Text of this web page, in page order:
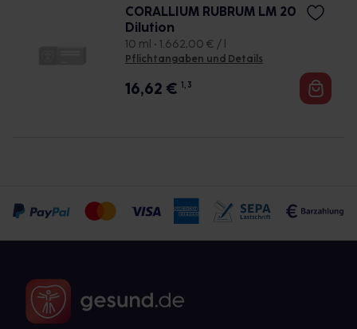
CORALLIUM RUBRUM LM 20
Dilution
10 ml • 1.662,00 € / l
Pflichtangaben und Details
16,62 € 1, 3